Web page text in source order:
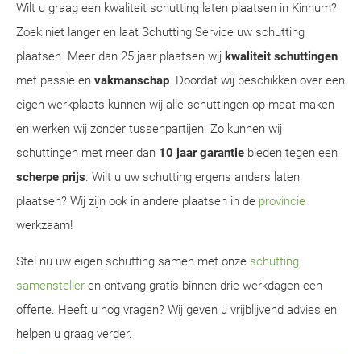
Wilt u graag een kwaliteit schutting laten plaatsen in Kinnum?
Zoek niet langer en laat Schutting Service uw schutting
plaatsen. Meer dan 25 jaar plaatsen wij kwaliteit schuttingen
met passie en vakmanschap. Doordat wij beschikken over een
eigen werkplaats kunnen wij alle schuttingen op maat maken
en werken wij zonder tussenpartijen. Zo kunnen wij
schuttingen met meer dan 10 jaar garantie bieden tegen een
scherpe prijs. Wilt u uw schutting ergens anders laten
plaatsen? Wij zijn ook in andere plaatsen in de provincie
werkzaam!
Stel nu uw eigen schutting samen met onze schutting
samensteller en ontvang gratis binnen drie werkdagen een
offerte. Heeft u nog vragen? Wij geven u vrijblijvend advies en
helpen u graag verder.